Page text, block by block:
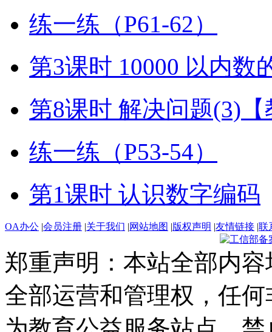
练一练（P61-62）
第3课时 10000 以内数
第8课时 解决问题(3)
练一练（P53-54）
第1课时 认识数字编码
OA办公 |会员注册 |关于我们 |网站地图 |版权声明 |友情链接 |联
郑重声明：本站全部内
全部运营和管理权，任